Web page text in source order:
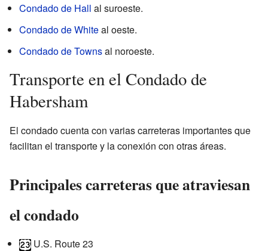
Condado de Hall al suroeste.
Condado de Whiteal oeste.
Condado de Townsal noroeste.
Transporte en el Condado de
Habersham
El condado cuenta con varias carreteras importantes que
facilitan el transporte y la conexión con otras áreas.
Principales carreteras que atraviesan
el condado
U.S. Route 23